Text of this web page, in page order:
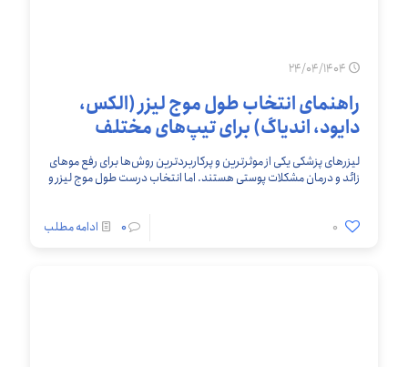
24/04/1404
راهنمای انتخاب طول موج لیزر (الکس،
دایود، اندیاگ) برای تیپ‌های مختلف
پوست ایرانی
لیزرهای پزشکی یکی از موثرترین و پرکاربردترین روش‌ها برای رفع موهای
زائد و درمان مشکلات پوستی هستند. اما انتخاب درست طول موج لیزر و
0
0 ادامه مطلب